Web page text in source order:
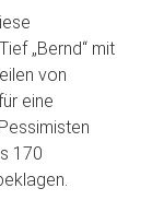
„Bernd“ mit
von
eine
170